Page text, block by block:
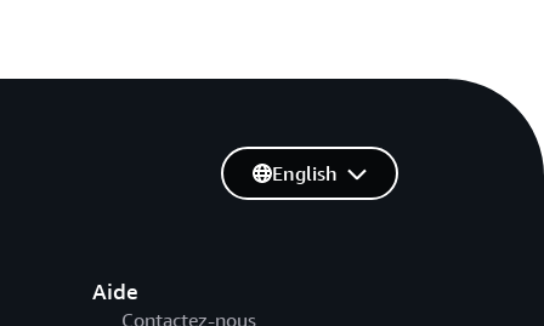
Aide
Contactez-nous
English